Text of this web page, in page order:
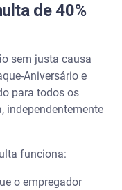
de 40%
sem justa causa
Aniversário e
para todos os
independentemente
funciona:
o empregador